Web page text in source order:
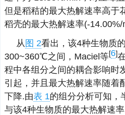
但是稻秸的最大热解速率高于
稻壳的最大热解速率(-14.00%/
从图 2看出，该4种生物质
300~360℃之间，Maciel等[6]
程中各组分之间的耦合影响
引起，并且最大热解速率随着
下降.由表 1的组分分析可知，
与该4种生物质的最大热解速